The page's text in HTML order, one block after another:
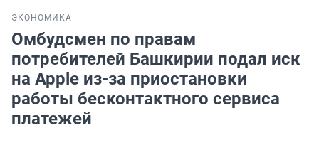
ЭКОНОМИКА
Омбудсмен по правам
потребителей Башкирии подал иск
на Apple из-за приостановки
работы бесконтактного сервиса
платежей